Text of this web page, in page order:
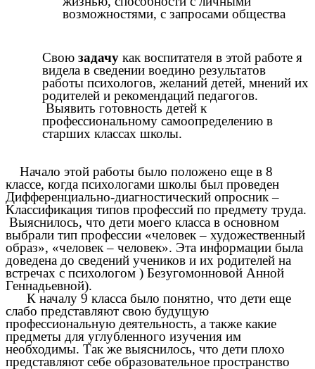
возможностями, с запросами общества
Свою задачу как воспитателя в этой работе я
видела в сведении воедино результатов
работы психологов, желаний детей, мнений их
родителей и рекомендаций педагогов.
Выявить готовность детей к
профессиональному самоопределению в
старших классах школы.
Начало этой работы было положено еще в 8
классе, когда психологами школы был проведен
Дифференциально-диагностический опросник –
Классификация типов профессий по предмету труда.
Выяснилось, что дети моего класса в основном
выбрали тип профессии «человек – художественный
образ», «человек – человек». Эта информации была
доведена до сведений учеников и их родителей на
встречах с психологом ) Безугомонновой Анной
Геннадьевной).
К началу 9 класса было понятно, что дети еще
слабо представляют свою будущую
профессиональную деятельность, а также какие
предметы для углубленного изучения им
необходимы. Так же выяснилось, что дети плохо
представляют себе образовательное пространство